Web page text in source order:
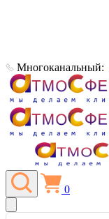
Многоканальный:
0